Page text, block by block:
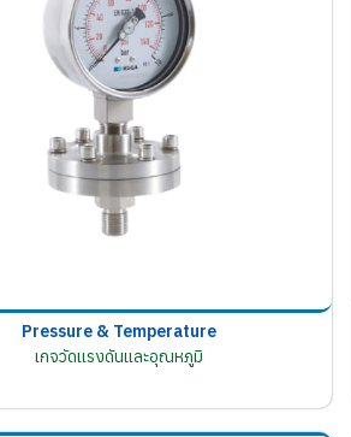
Pressure & Temperature
เกจวัดแรงดันและอุณหภูมิ